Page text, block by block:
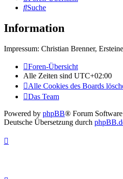
Suche
Information
Impressum: Christian Brenner,
Foren-Übersicht
Alle Zeiten sind UTC+02:00
Alle Cookies des Boards
Das Team
Powered by phpBB® Forum
Deutsche Übersetzung durch